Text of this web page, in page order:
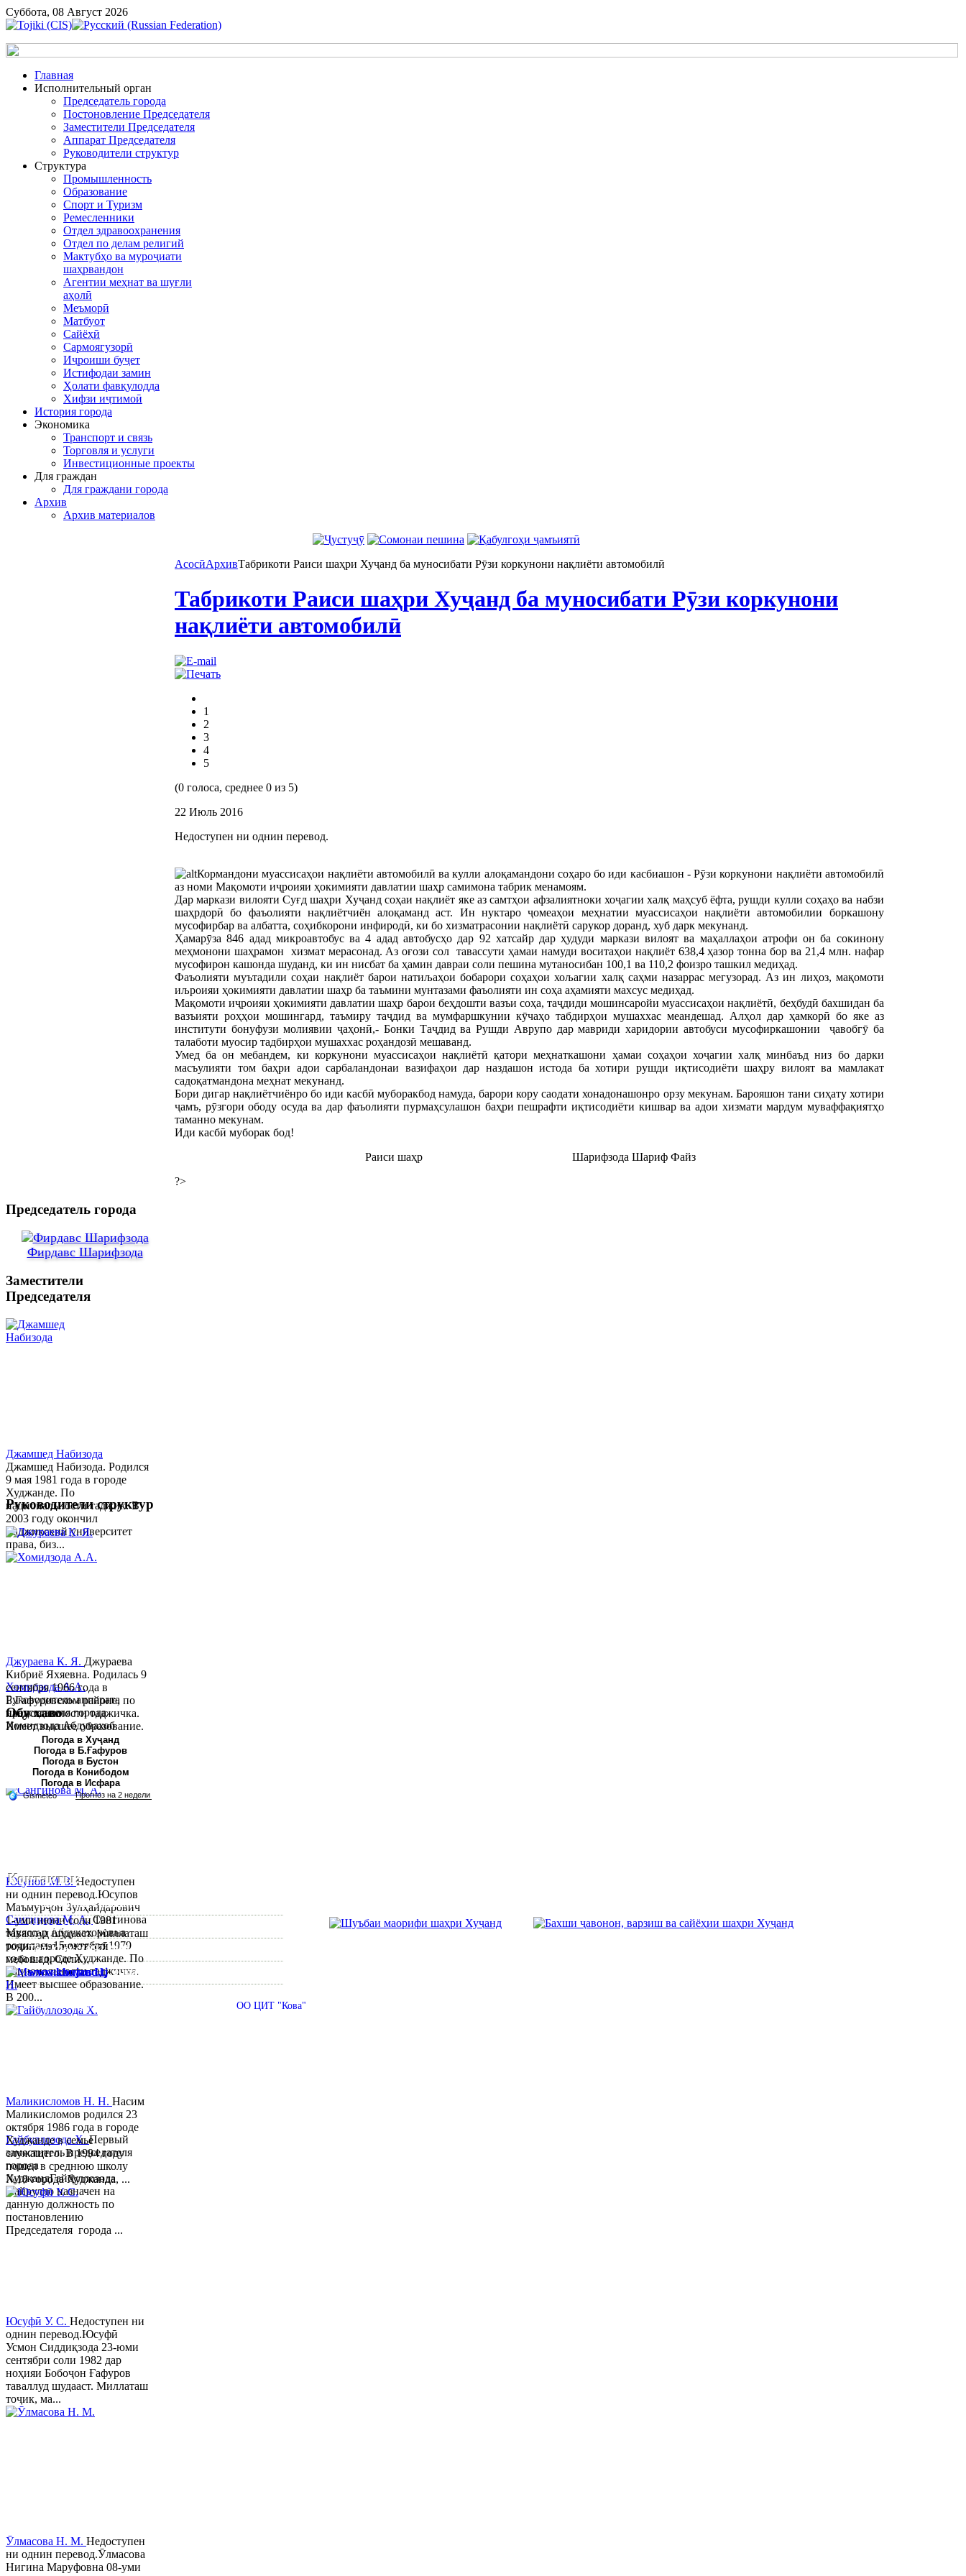
Суббота, 08 Август 2026
Главная
Исполнительный орган
Председатель города
Постоновление Председателя
Заместители Председателя
Аппарат Председателя
Руководители структур
Структура
Промышленность
Образование
Спорт и Туризм
Ремесленники
Отдел здравоохранения
Отдел по делам религий
Мактубҳо ва муроҷиати
шаҳрвандон
Агентии меҳнат ва шуғли
аҳолӣ
Меъморӣ
Матбуот
Сайёҳӣ
Сармоягузорӣ
Иҷроиши буҷет
Истифодаи замин
Ҳолати фавқулодда
Хифзи иҷтимоӣ
История города
Экономика
Транспорт и связь
Торговля и услуги
Инвестиционные проекты
Для граждан
Для граждани города
Архив
Архив материалов
АсосӣАрхивТабрикоти Раиси шаҳри Хуҷанд ба муносибати Рӯзи коркунони нақлиёти автомобилӣ
Табрикоти Раиси шаҳри Хуҷанд ба муносибати Рӯзи коркунони
нақлиёти автомобилӣ
1
2
3
4
5
(0 голоса, среднее 0 из 5)
22 Июль 2016
Недоступен ни однин перевод.
Кормандони муассисаҳои нақлиёти автомобилӣ ва кулли алоқамандони соҳаро бо иди касбиашон - Рӯзи коркунони нақлиёти автомобилӣ
аз номи Мақомоти иҷроияи ҳокимияти давлатии шаҳр самимона табрик менамоям.
Дар маркази вилояти Суғд шаҳри Хуҷанд соҳаи нақлиёт яке аз самтҳои афзалиятноки хоҷагии халқ маҳсуб ёфта, рушди кулли соҳаҳо ва набзи
шаҳрдорӣ бо фаъолияти нақлиётчиён алоқаманд аст. Ин нуктаро ҷомеаҳои меҳнатии муассисаҳои нақлиёти автомобилии боркашону
мусофирбар ва албатта, соҳибкорони инфиродӣ, ки бо хизматрасонии нақлиётӣ сарукор доранд, хуб дарк мекунанд.
Ҳамарӯза 846 адад микроавтобус ва 4 адад автобусҳо дар 92 хатсайр дар ҳудуди маркази вилоят ва маҳаллаҳои атрофи он ба сокинону
меҳмонони шаҳрамон хизмат мерасонад. Аз оғози сол тавассути ҳамаи намуди воситаҳои нақлиёт 638,4 ҳазор тонна бор ва 21,4 млн. нафар
мусофирон кашонда шуданд, ки ин нисбат ба ҳамин давраи соли пешина мутаносибан 100,1 ва 110,2 фоизро ташкил медиҳад.
Фаъолияти муътадили соҳаи нақлиёт барои натиљаҳои бобарори соҳаҳои хољагии халқ саҳми назаррас мегузорад. Аз ин лиҳоз, мақомоти
иљроияи ҳокимияти давлатии шаҳр ба таъмини мунтазами фаъолияти ин соҳа аҳамияти махсус медиҳад.
Мақомоти иҷроияи ҳокимияти давлатии шаҳр барои беҳдошти вазъи соҳа, таҷдиди мошинсаройи муассисаҳои нақлиётӣ, беҳбудӣ бахшидан ба
вазъияти роҳҳои мошингард, таъмиру таҷдид ва мумфаршкунии кӯчаҳо табдирҳои мушаххас меандешад. Алҳол дар ҳамкорӣ бо яке аз
институти бонуфузи молиявии ҷаҳонӣ,- Бонки Таҷдид ва Рушди Аврупо дар мавриди харидории автобуси мусофиркашонии ҷавобгӯ ба
талаботи муосир тадбирҳои мушаххас роҳандозӣ мешаванд.
Умед ба он мебандем, ки коркунони муассисаҳои нақлиётӣ қатори меҳнаткашони ҳамаи соҳаҳои хоҷагии халқ минбаъд низ бо дарки
масъулияти том баҳри адои сарбаландонаи вазифаҳои дар наздашон истода ба хотири рушди иқтисодиёти шаҳру вилоят ва мамлакат
садоқатмандона меҳнат мекунанд.
Бори дигар нақлиётчиёнро бо иди касбӣ муборакбод намуда, барори кору саодати хонадонашонро орзу мекунам. Барояшон тани сиҳату хотири
ҷамъ, рӯзгори ободу осуда ва дар фаъолияти пурмаҳсулашон баҳри пешрафти иқтисодиёти кишвар ва адои хизмати мардум муваффақиятҳо
таманно мекунам.
Иди касбӣ муборак бод!
Раиси шаҳр
Шарифзода Шариф Файз
?>
Председатель города
Фирдавс Шарифзода
Заместители
Председателя
Джамшед Набизода
Джамшед Набизода. Родился
9 мая 1981 года в городе
Худжанде. По
национальности таджик. В
2003 году окончил
Таджикский университет
права, биз...
Хомидзода А.А.
Руководитель аппарата
председателя города
Хомидзода Абдувахоб
Абдумаджид родился 8
июня 1978 года в городе
Худжанде. По
национальности...
Сангинова М. А.Сангинова
Муяссар Абдукахоровна
родилась 15 октября 1979
года в городе Худжанде. По
национальности таджичка.
Имеет высшее образование.
В 200...
Гайбуллозода Х.Первый
заместитель председателя
города
ХуджандГайбуллозода
Хайрулло назначен на
данную должность по
постановлению
Председателя города ...
Руководители структур
Джураева К. Я. Джураева
Кибриё Яхяевна. Родилась 9
сентября 1966 года в
Б.Гафуровском районе, по
национальности таджичка.
Имеет высшее образование.
В 1997 ...
Юсупов М. З.Недоступен
ни однин перевод.Юсупов
Маъмурҷон Зулҳайдарович
1-уми июни соли 1981
таваллуд шудааст. Миллаташ
тоҷик, маълумот олӣ
мебошад. Соли...
Маликисломов Н. Н. Насим
Маликисломов родился 23
октября 1986 года в городе
Худжанде в семье
служащего. В 1994 году
пошел в среднюю школу
№18 города Худжанда, ...
Юсуфӣ У. C. Недоступен ни
однин перевод.Юсуфӣ
Усмон Сиддиқзода 23-юми
сентябри соли 1982 дар
ноҳияи Бобоҷон Ғафуров
таваллуд шудааст. Миллаташ
тоҷик, ма...
Ӯлмасова Н. М. Недоступен
ни однин перевод.Ӯлмасова
Нигина Маруфовна 08-уми
Обу хаво
Погода в Хуҷанд
Погода в Б.Ғафуров
Погода в Бустон
Погода в Конибодом
Погода в Исфара
Контакты:
Республика Таджикистан, Согдийскый область,
город Худжанд, проспект Р.Набиева 39.
Тел:/Факс:992 3422 6-02-44, 992 3422 6-74-28
www.khujand.tj, e-mail:
© 2013-2018 Разработчик и техническая поддержка ОО ЦИТ "Кова"